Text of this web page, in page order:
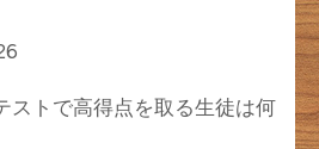
ストで高得点を取る生徒は何